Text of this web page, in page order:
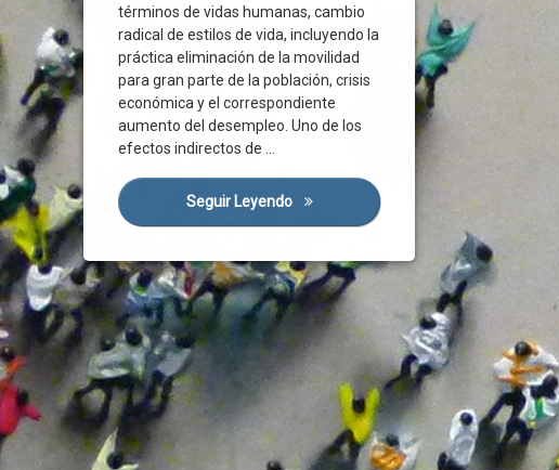
términos de vidas humanas, cambio
radical de estilos de vida, incluyendo la
práctica eliminación de la movilidad
para gran parte de la población, crisis
económica y el correspondiente
aumento del desempleo. Uno de los
efectos indirectos de …
Seguir Leyendo La Crisis De La Covid-19 Y El Teletrabajo
Encuesta
España
Estructura Productiva
Eurofound
Europa
Funcionarios
Movilidad
Normativa
Presencialidad
Prevención
Renta
Seguridad En El Trabajo
Teletrabajadores
Teletrabajo